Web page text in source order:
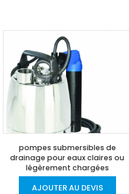
pompes submersibles de
drainage pour eaux claires ou
légèrement chargées
AJOUTER AU DEVIS